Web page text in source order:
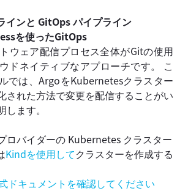
インと GitOps パイプライン
を使ったGitOps
ウェア配信プロセス全体がGitの使用
ドネイティブなアプローチです。 こ
では、ArgoをKubernetesクラスター
された方法で変更を配信することがい
ます。
ロバイダーの Kubernetes クラスター
Kindを使用してクラスターを作成する
ドキュメントを確認してください